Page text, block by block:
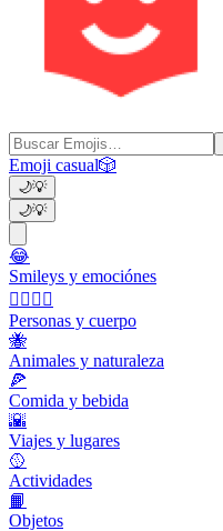
Emoji casual🎲
🌙💡
🌙💡
😂
Smileys y emociónes
👩‍❤️‍💋‍👨
Personas y cuerpo
🐝
Animales y naturaleza
🍕
Comida y bebida
🌇
Viajes y lugares
🥎
Actividades
📙
Objetos